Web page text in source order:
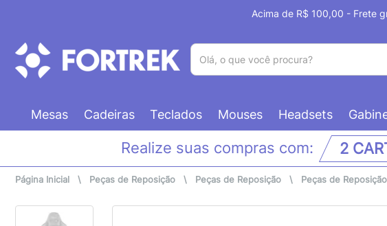
Acima de R$ 100,00 - Frete
Mesas Cadeiras Teclados Mouses Headsets
Realize suas compras com: 2
Página Inicial \ Peças de Reposição \ Peças de Reposição \ Peças de Reposição